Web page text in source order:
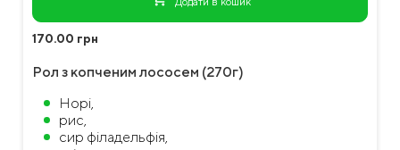
170.00 грн
Рол з копченим лососем (270г)
Норі,
рис,
сир філадельфія,